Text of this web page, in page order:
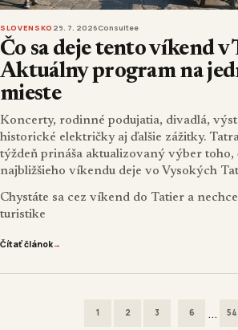
SLOVENSKO 29. 7. 2026Consultee
Čo sa deje tento víkend v
Aktuálny program na
mieste
Koncerty, rodinné podujatia, divadlá,
historické električky aj ďalšie zážitky.
týždeň prináša aktualizovaný výber toho,
najbližšieho víkendu deje vo Vysokých
Chystáte sa cez víkend do Tatier a
turistike
Čítať článok→
1 2 3 6 ...